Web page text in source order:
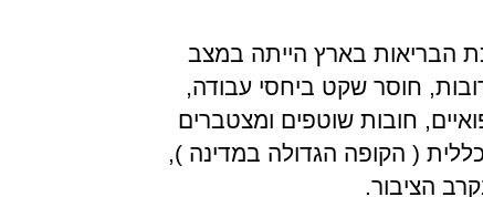
שנות ה – 80, מערכת הבריאות בארץ הייתה במצב
חוסר שקט ביחסי עבודה,
חובות שוטפים ומצטברים
( הקופה הגדולה במדינה ),
הציבור.